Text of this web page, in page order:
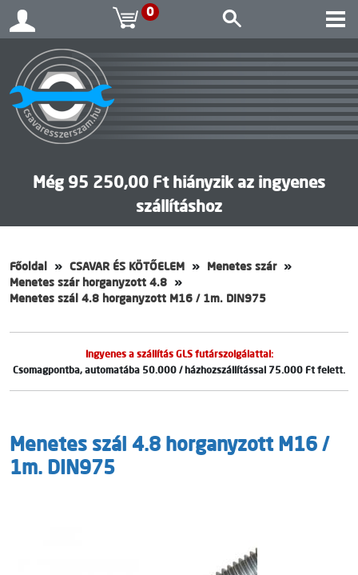
0
Még 95 250,00 Ft hiányzik az ingyenes
szállításhoz
Főoldal CSAVAR ÉS KÖTŐELEM
Menetes szár
Menetes szár horganyzott 4.8
Menetes szál 4.8 horganyzott M16 / 1m. DIN975
Ingyenes a szállítás GLS futárszolgálattal:
Csomagpontba, automatába 50.000 / házhozszállítással 75.000 Ft felett.
Menetes szál 4.8 horganyzott M16 /
1m. DIN975